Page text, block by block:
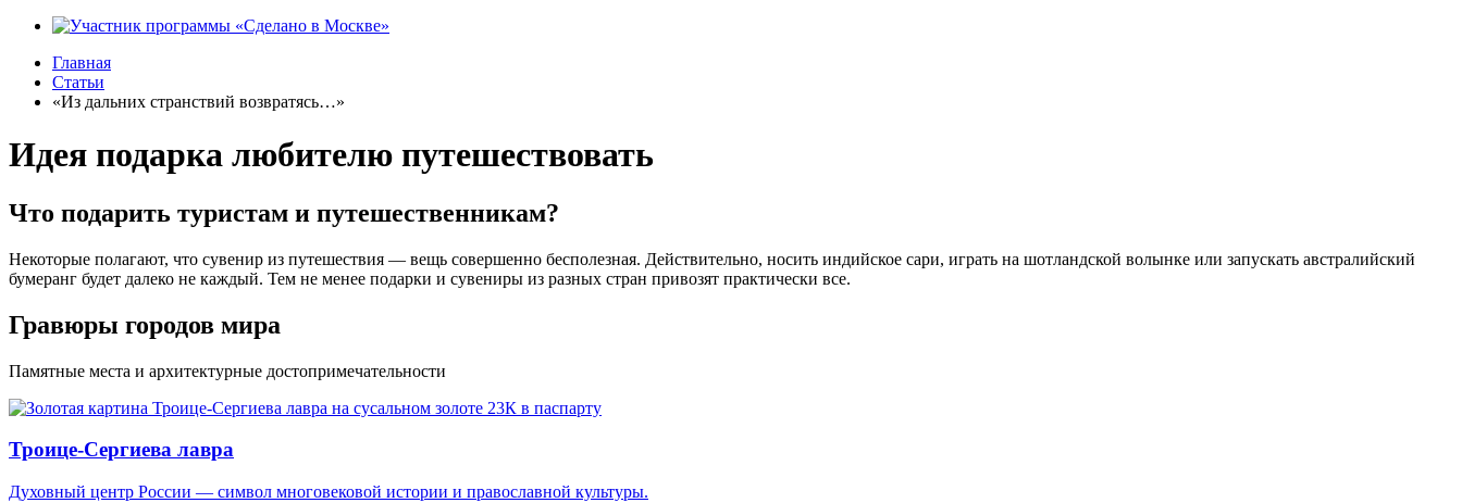
Главная
Статьи
«Из дальних странствий возвратясь…»
Идея подарка любителю путешествовать
Что подарить туристам и путешественникам?
Некоторые полагают, что сувенир из путешествия — вещь совершенно бесполезная. Действительно, носить индийское сари, играть на шотландской волынке или запускать австралийский
бумеранг будет далеко не каждый. Тем не менее подарки и сувениры из разных стран привозят практически все.
Гравюры городов мира
Памятные места и архитектурные достопримечательности
Троице-Сергиева лавра
Духовный центр России — символ многовековой истории и православной культуры.